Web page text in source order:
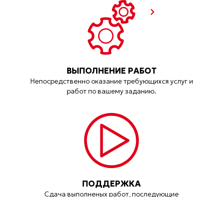
ВЫПОЛНЕНИЕ РАБОТ
Непосредственно оказание требующихся услуг и
работ по вашему заданию.
ПОДДЕРЖКА
Сдача выполненых работ, последующие